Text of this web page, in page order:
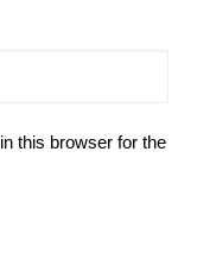
this browser for the